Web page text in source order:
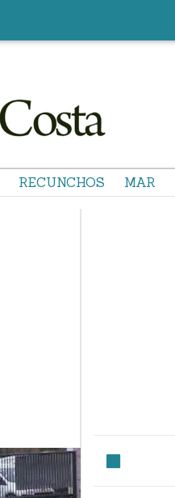
RECUNCHOS MAR